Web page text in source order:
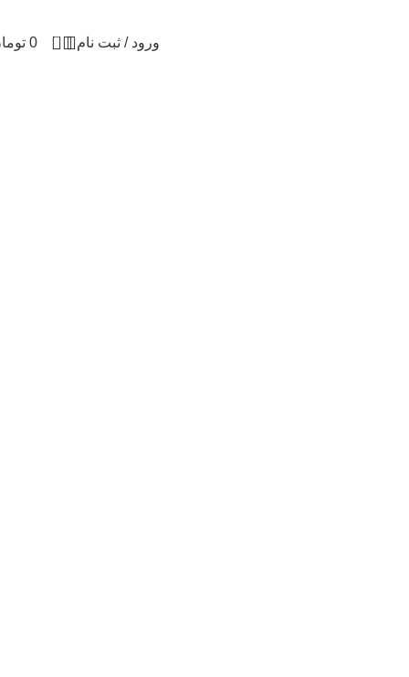
ورود / ثبت نام 0
0